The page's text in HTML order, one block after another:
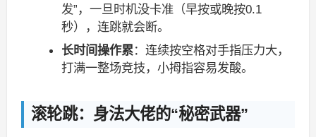
发”，一旦时机没卡准（早按或晚按0.1
秒），连跳就会断。
长时间操作累：连续按空格对手指压力大，
打满一整场竞技，小拇指容易发酸。
滚轮跳：身法大佬的“秘密武器”